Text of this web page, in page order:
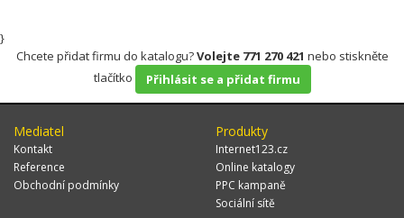
}
Chcete přidat firmu do katalogu?Volejte 771 270 421 nebo stiskněte
tlačítko
Přihlásit se a přidat firmu
Mediatel
Kontakt
Reference
Obchodní podmínky
Produkty
Internet123.cz
Online katalogy
PPC kampaně
Sociální sítě